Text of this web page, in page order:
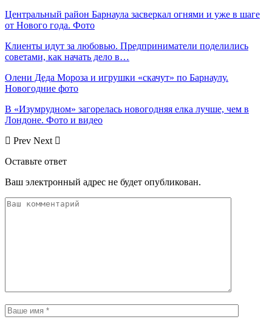
Центральный район Барнаула засверкал огнями и уже в шаге
от Нового года. Фото
Клиенты идут за любовью. Предприниматели поделились
советами, как начать дело в…
Олени Деда Мороза и игрушки «скачут» по Барнаулу.
Новогодние фото
В «Изумрудном» загорелась новогодняя елка лучше, чем в
Лондоне. Фото и видео
Prev Next
Оставьте ответ
Ваш электронный адрес не будет опубликован.